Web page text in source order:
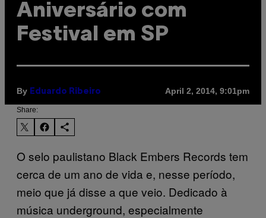
Aniversário com
Festival em SP
By Eduardo Ribeiro April 2, 2014, 9:01pm
Share:
O selo paulistano Black Embers Records tem
cerca de um ano de vida e, nesse período,
meio que já disse a que veio. Dedicado à
música underground, especialmente